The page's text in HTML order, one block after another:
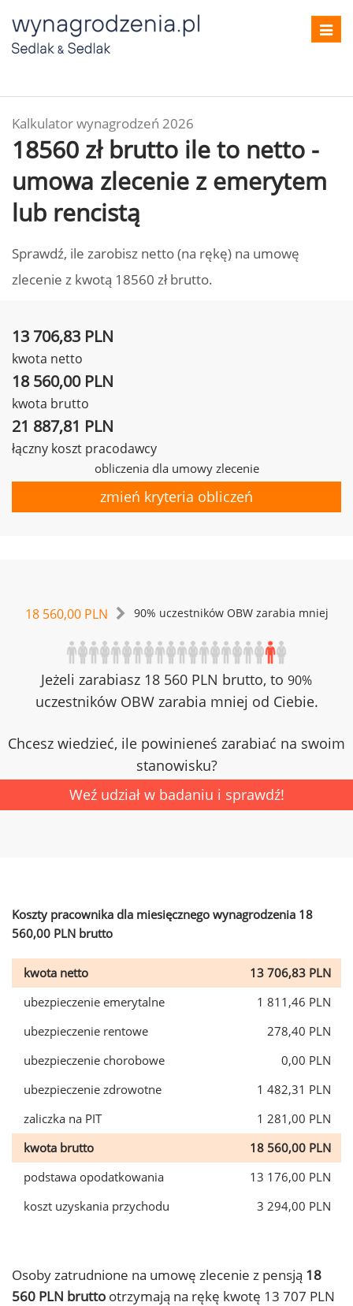
Kalkulator wynagrodzeń 2026
18560 zł brutto ile to netto -
umowa zlecenie z emerytem
lub rencistą
Sprawdź, ile zarobisz netto (na rękę) na umowę
zlecenie z kwotą 18560 zł brutto.
13 706,83 PLN
kwota netto
18 560,00 PLN
kwota brutto
21 887,81 PLN
łączny koszt pracodawcy
obliczenia dla umowy zlecenie
zmień kryteria obliczeń
18 560,00 PLN 90% uczestników OBW zarabia mniej
Jeżeli zarabiasz 18 560 PLN brutto, to 90%
uczestników OBW zarabia mniej od Ciebie.
Chcesz wiedzieć, ile powinieneś zarabiać na swoim
stanowisku?
Weź udział w badaniu i sprawdź!
Koszty pracownika dla miesięcznego wynagrodzenia 18
560,00 PLN brutto
kwota netto
13 706,83 PLN
ubezpieczenie emerytalne
1 811,46 PLN
ubezpieczenie rentowe
278,40 PLN
ubezpieczenie chorobowe
0,00 PLN
ubezpieczenie zdrowotne
1 482,31 PLN
zaliczka na PIT
1 281,00 PLN
kwota brutto
18 560,00 PLN
podstawa opodatkowania
13 176,00 PLN
koszt uzyskania przychodu
3 294,00 PLN
Osoby zatrudnione na umowę zlecenie z pensją 18
560 PLN brutto otrzymają na rękę kwotę 13 707 PLN